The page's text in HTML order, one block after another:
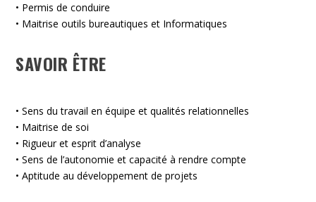
• Permis de conduire
• Maitrise outils bureautiques et Informatiques
SAVOIR ÊTRE
• Sens du travail en équipe et qualités relationnelles
• Maitrise de soi
• Rigueur et esprit d’analyse
• Sens de l’autonomie et capacité à rendre compte
• Aptitude au développement de projets